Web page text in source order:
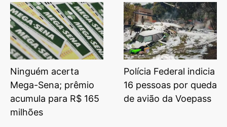
Ninguém acerta
Mega-Sena; prêmio
acumula para R$ 165
milhões
Polícia Federal indicia
16 pessoas por queda
de avião da Voepass